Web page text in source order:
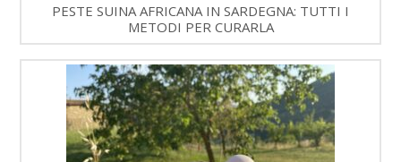
PESTE SUINA AFRICANA IN SARDEGNA: TUTTI I
METODI PER CURARLA